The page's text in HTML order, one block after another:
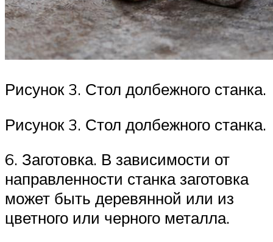
Рисунок 3. Стол долбежного станка.
Рисунок 3. Стол долбежного станка.
6. Заготовка. В зависимости от
направленности станка заготовка
может быть деревянной или из
цветного или черного металла.